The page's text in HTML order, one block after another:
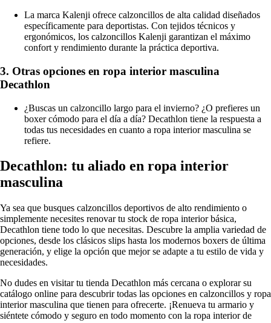
La marca Kalenji ofrece calzoncillos de alta calidad diseñados
específicamente para deportistas. Con tejidos técnicos y
ergonómicos, los calzoncillos Kalenji garantizan el máximo
confort y rendimiento durante la práctica deportiva.
3. Otras opciones en ropa interior masculina
Decathlon
¿Buscas un calzoncillo largo para el invierno? ¿O prefieres un
boxer cómodo para el día a día? Decathlon tiene la respuesta a
todas tus necesidades en cuanto a ropa interior masculina se
refiere.
Decathlon: tu aliado en ropa interior
masculina
Ya sea que busques calzoncillos deportivos de alto rendimiento o
simplemente necesites renovar tu stock de ropa interior básica,
Decathlon tiene todo lo que necesitas. Descubre la amplia variedad de
opciones, desde los clásicos slips hasta los modernos boxers de última
generación, y elige la opción que mejor se adapte a tu estilo de vida y
necesidades.
No dudes en visitar tu tienda Decathlon más cercana o explorar su
catálogo online para descubrir todas las opciones en calzoncillos y ropa
interior masculina que tienen para ofrecerte. ¡Renueva tu armario y
siéntete cómodo y seguro en todo momento con la ropa interior de